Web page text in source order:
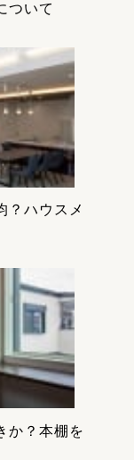
ついて
？ハウスメ
か？本棚を